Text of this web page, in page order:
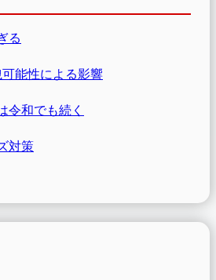
る
能性による影響
令和でも続く
対策